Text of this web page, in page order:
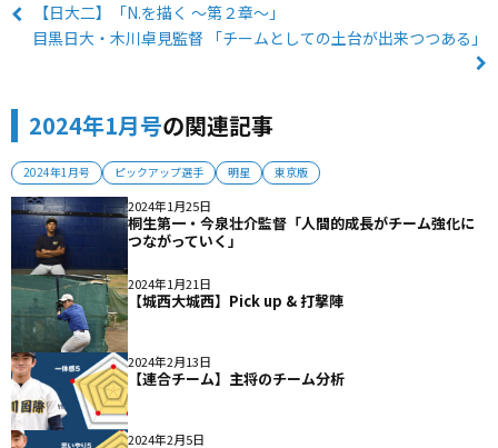
【日大二】「N.を描く 〜第２章〜」
目黒日大・木川卓見監督 「チームとしての土台が出来つつある」
2024年1月号の関連記事
2024年1月号 ピックアップ選手 明星 東京版
2024年1月25日
桐生第一・今泉壮介監督「人間的成長がチーム強化に
つながっていく」
2024年1月21日
【城西大城西】Pick up & 打撃陣
2024年2月13日
【連合チーム】主将のチーム分析
2024年2月5日